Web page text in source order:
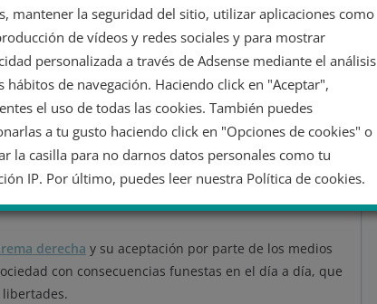
es la siguiente:
semejante de un hombre blanco —no digamos
que acude a socorrerle? ¿Aplicaría el mismo
acoso no consentido?https://t.co/v5Ywl8Zm93
May 20, 2021
derecha y su aceptación por parte de los medios
con consecuencias funestas en el día a día, que
mantener la seguridad del sitio, utilizar aplicaciones como
de vídeos y redes sociales y para mostrar
personalizada a través de Adsense mediante el análisis
hábitos de navegación. Haciendo click en "Aceptar",
el uso de todas las cookies. También puedes
a tu gusto haciendo click en "Opciones de cookies" o
la casilla para no darnos datos personales como tu
IP. Por último, puedes leer nuestra Política de cookies.
dar mi información personal
Opciones de cookies